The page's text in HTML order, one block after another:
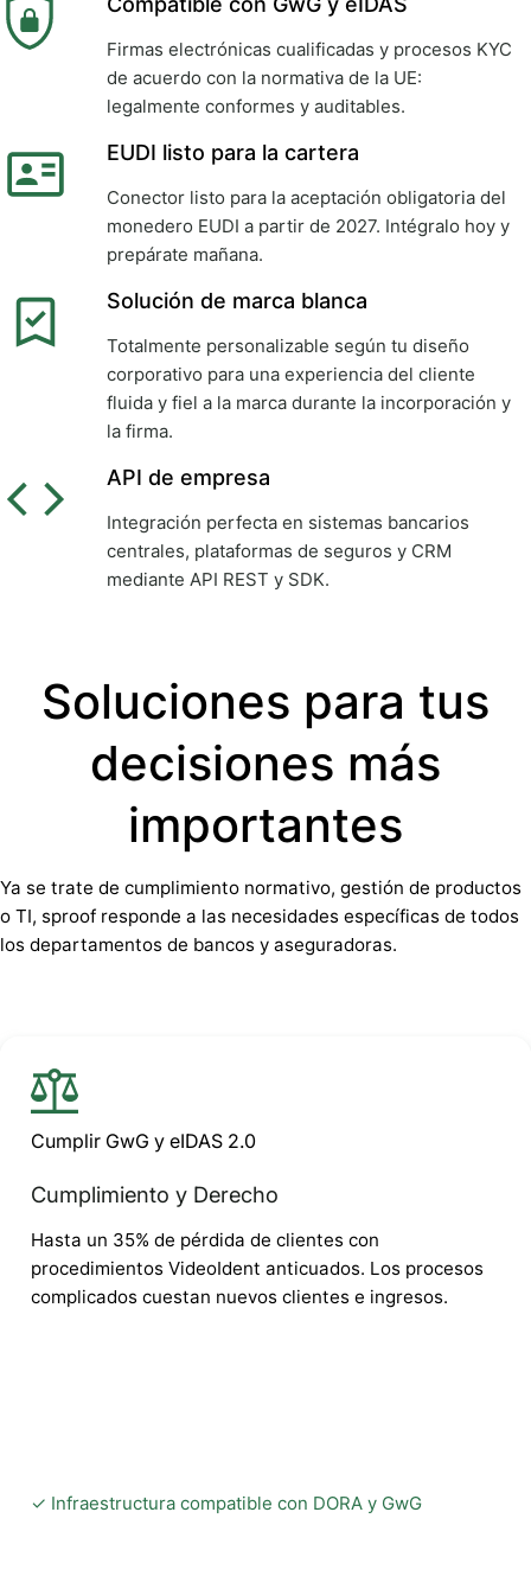
Firmas electrónicas cualificadas y procesos KYC
de acuerdo con la normativa de la UE:
legalmente conformes y auditables.
EUDI listo para la cartera
Conector listo para la aceptación obligatoria del
monedero EUDI a partir de 2027. Intégralo hoy y
prepárate mañana.
Solución de marca blanca
Totalmente personalizable según tu diseño
corporativo para una experiencia del cliente
fluida y fiel a la marca durante la incorporación y
la firma.
API de empresa
Integración perfecta en sistemas bancarios
centrales, plataformas de seguros y CRM
mediante API REST y SDK.
Soluciones para tus
decisiones más
importantes
Ya se trate de cumplimiento normativo, gestión de productos
o TI, sproof responde a las necesidades específicas de todos
los departamentos de bancos y aseguradoras.
Cumplir GwG y eIDAS 2.0
Cumplimiento y Derecho
Hasta un 35% de pérdida de clientes con
procedimientos VideoIdent anticuados. Los procesos
complicados cuestan nuevos clientes e ingresos.
✓ Infraestructura compatible con DORA y GwG